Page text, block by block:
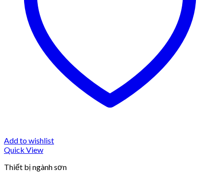
Add to wishlist
Quick View
Thiết bị ngành sơn